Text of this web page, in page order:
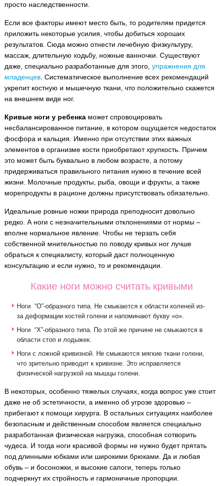
просто наследственности.
Если все факторы имеют место быть, то родителям придется
приложить некоторые усилия, чтобы добиться хороших
результатов. Сюда можно отнести лечебную физкультуру,
массаж, длительную ходьбу, ножные ванночки. Существуют
даже, специально разработанные для этого, упражнения для
младенцев. Систематическое выполнение всех рекомендаций
укрепит костную и мышечную ткани, что положительно скажется
на внешнем виде ног.
Кривые ноги у ребенкаможет спровоцировать
несбалансированное питание, в котором ощущается недостаток
фосфора и кальция. Именно при отсутствии этих важных
элементов в организме кости приобретают хрупкость. Причем
это может быть буквально в любом возрасте, а потому
придерживаться правильного питания нужно в течение всей
жизни. Молочные продукты, рыба, овощи и фрукты, а также
морепродукты в рационе должны присутствовать обязательно.
Идеальные ровные ножки природа преподносит довольно
редко. А ноги с незначительными отклонениями от нормы –
вполне нормальное явление. Чтобы не терзать себя
собственной мнительностью по поводу кривых ног лучше
обраться к специалисту, который даст полноценную
консультацию и если нужно, то и рекомендации.
Какие ноги можно считать кривыми
Ноги “О”-образного типа. Не смыкаются к области коленей из-
за деформации костей голени и напоминают букву «о».
Ноги “Х”-образного типа. По этой же причине не смыкаются в
области стоп и лодыжек.
Ноги с ложной кривизной. Не смыкаются мягкие ткани голени,
что зрительно приводит к кривизне. Это исправляется
физической нагрузкой на мышцы голени.
В некоторых, особенно тяжелых случаях, когда вопрос уже стоит
даже не об эстетичности, а именно об угрозе здоровью –
прибегают к помощи хирурга. В остальных ситуациях наиболее
безопасным и действенным способом является специально
разработанная физическая нагрузка, способная сотворить
чудеса. И тогда ноги красивой формы не нужно будет прятать
под длинными юбками или широкими брюками. Да и любая
обувь – и босоножки, и высокие сапоги, теперь только
подчеркнут их стройность и гармоничные пропорции.